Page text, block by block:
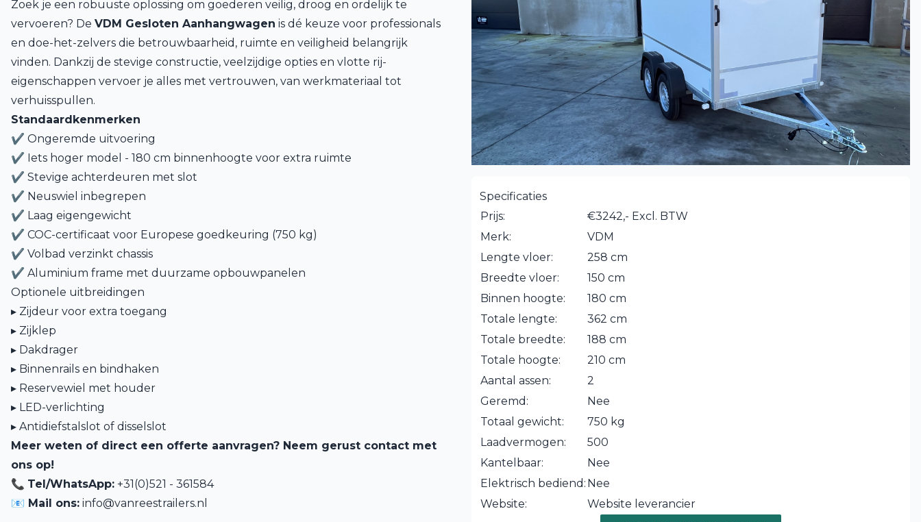
Zoek je een robuuste oplossing om goederen veilig, droog en ordelijk te
vervoeren? De VDM Gesloten Aanhangwagen is dé keuze voor professionals
en doe-het-zelvers die betrouwbaarheid, ruimte en veiligheid belangrijk
vinden. Dankzij de stevige constructie, veelzijdige opties en vlotte rij-
eigenschappen vervoer je alles met vertrouwen, van werkmateriaal tot
verhuisspullen.
Standaardkenmerken
✔ Ongeremde uitvoering
✔ Iets hoger model - 180 cm binnenhoogte voor extra ruimte
✔ Stevige achterdeuren met slot
✔ Neuswiel inbegrepen
✔ Laag eigengewicht
✔ COC-certificaat voor Europese goedkeuring (750 kg)
✔ Volbad verzinkt chassis
✔ Aluminium frame met duurzame opbouwpanelen
Optionele uitbreidingen
▸ Zijdeur voor extra toegang
▸ Zijklep
▸ Dakdrager
▸ Binnenrails en bindhaken
▸ Reservewiel met houder
▸ LED-verlichting
▸ Antidiefstalslot of disselslot
Meer weten of direct een offerte aanvragen? Neem gerust contact met
ons op!
📞 Tel/WhatsApp: +31(0)521 - 361584
📧 Mail ons: info@vanreestrailers.nl
Specificaties
Prijs:
€3242,- Excl. BTW
Merk:
VDM
Lengte vloer:
258 cm
Breedte vloer:
150 cm
Binnen hoogte:
180 cm
Totale lengte:
362 cm
Totale breedte:
188 cm
Totale hoogte:
210 cm
Aantal assen:
2
Geremd:
Nee
Totaal gewicht:
750 kg
Laadvermogen:
500
Kantelbaar:
Nee
Elektrisch bediend: Nee
Website:
Website leverancier